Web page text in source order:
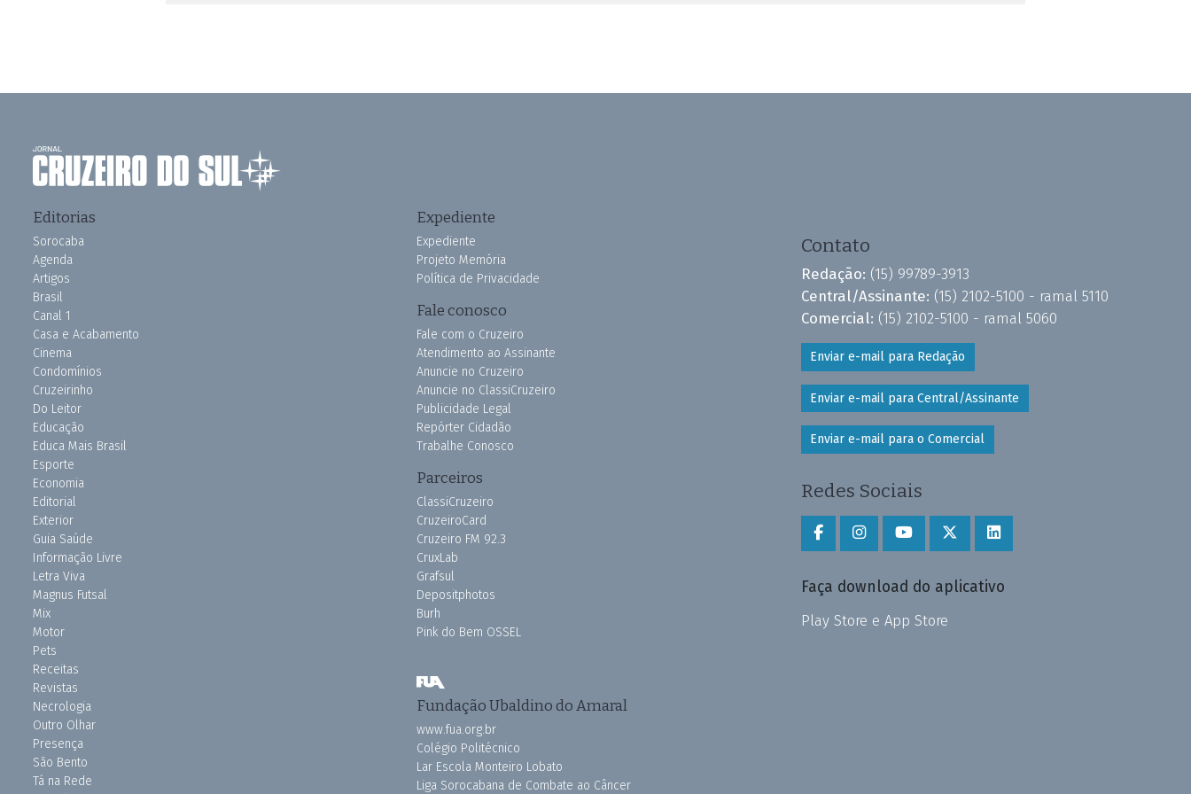
Editorias
Sorocaba
Agenda
Artigos
Brasil
Canal 1
Casa e Acabamento
Cinema
Condomínios
Cruzeirinho
Do Leitor
Educação
Educa Mais Brasil
Esporte
Economia
Editorial
Exterior
Guia Saúde
Informação Livre
Letra Viva
Magnus Futsal
Mix
Motor
Pets
Receitas
Revistas
Necrologia
Outro Olhar
Presença
São Bento
Tá na Rede
Expediente
Expediente
Projeto Memória
Política de Privacidade
Fale conosco
Fale com o Cruzeiro
Atendimento ao Assinante
Anuncie no Cruzeiro
Anuncie no ClassiCruzeiro
Publicidade Legal
Repórter Cidadão
Trabalhe Conosco
Parceiros
ClassiCruzeiro
CruzeiroCard
Cruzeiro FM 92.3
CruxLab
Grafsul
Depositphotos
Burh
Pink do Bem OSSEL
Fundação Ubaldino do Amaral
www.fua.org.br
Colégio Politécnico
Lar Escola Monteiro Lobato
Liga Sorocabana de Combate ao Câncer
Contato
Redação: (15) 99789-3913
Central/Assinante: (15) 2102-5100 - ramal 5110
Comercial: (15) 2102-5100 - ramal 5060
Enviar e-mail para Redação
Enviar e-mail para Central/Assinante
Enviar e-mail para o Comercial
Redes Sociais
Faça download do aplicativo
Play Store e App Store